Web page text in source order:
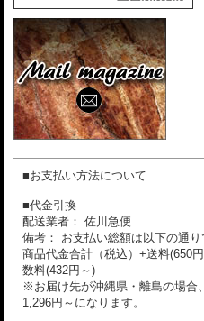
■お支払い方法について
■代金引換
配送業者： 佐川急便
備考： お支払い総額は以下の通り
商品代金合計（税込）+送料(650
数料(432円～)
※お届け先が沖縄県・離島の場合
1,296円～になります。